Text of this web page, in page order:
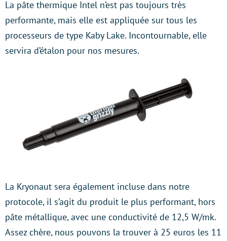
La pâte thermique Intel n’est pas toujours très
performante, mais elle est appliquée sur tous les
processeurs de type Kaby Lake. Incontournable, elle
servira d’étalon pour nos mesures.
La Kryonaut sera également incluse dans notre
protocole, il s’agit du produit le plus performant, hors
pâte métallique, avec une conductivité de 12,5 W/mk.
Assez chère, nous pouvons la trouver à 25 euros les 11